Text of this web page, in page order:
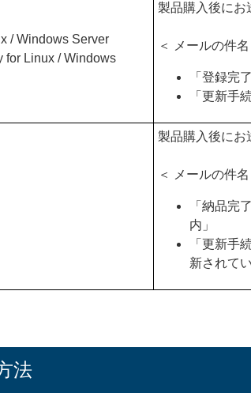
/ Windows Server
for Linux / Windows
製品購入後にお
＜ メールの件名
「登録完
「更新手
製品購入後にお
＜ メールの件名
「納品完
内」
「更新手
新されて
法